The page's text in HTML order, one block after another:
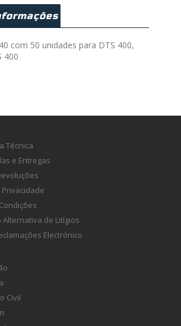
com 50 unidades para DTS 400,
400
Técnica
e Entregas
Privacidade
Alternativa de Litígios
Electrónico
Civil